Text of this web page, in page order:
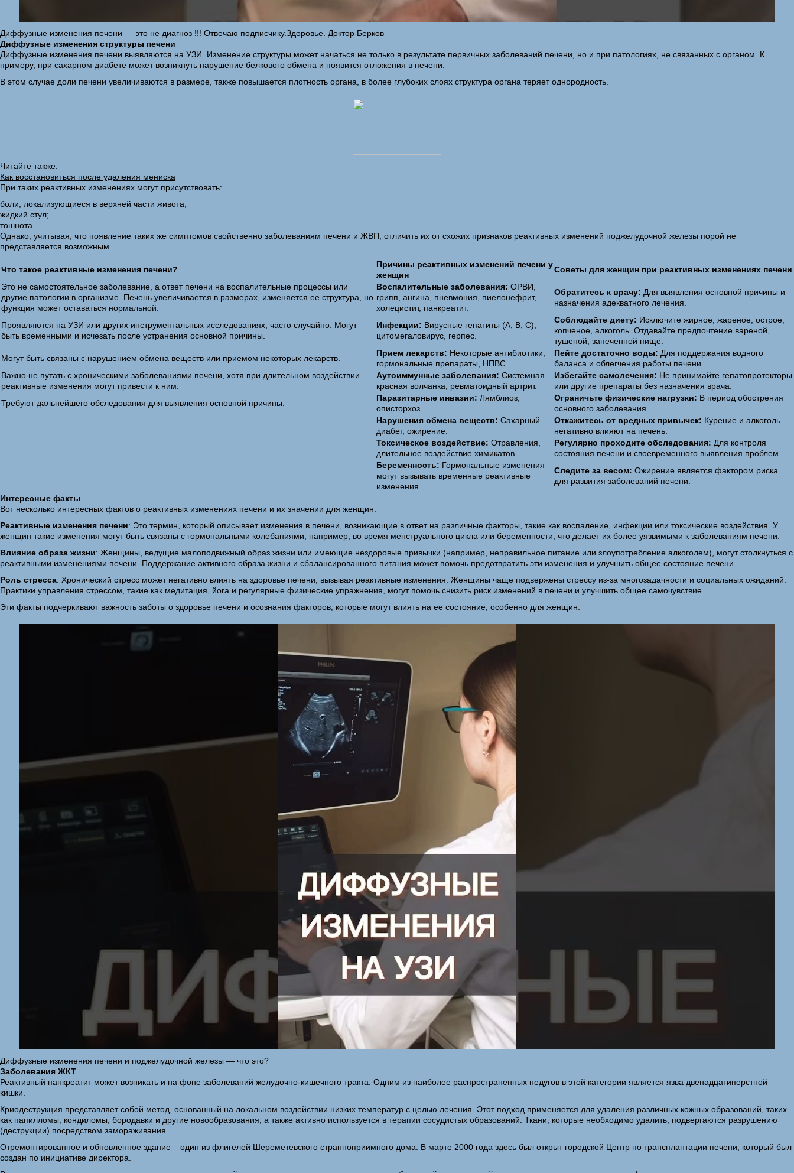
Диффузные изменения печени — это не диагноз !!! Отвечаю подписчику.Здоровье. Доктор Берков
Диффузные изменения структуры печени
Диффузные изменения печени выявляются на УЗИ. Изменение структуры может начаться не только в результате первичных заболеваний печени, но и при патологиях, не связанных с органом. К
примеру, при сахарном диабете может возникнуть нарушение белкового обмена и появится отложения в печени.
В этом случае доли печени увеличиваются в размере, также повышается плотность органа, в более глубоких слоях структура органа теряет однородность.
Читайте также:
Как восстановиться после удаления мениска
При таких реактивных изменениях могут присутствовать:
боли, локализующиеся в верхней части живота;
жидкий стул;
тошнота.
Однако, учитывая, что появление таких же симптомов свойственно заболеваниям печени и ЖВП, отличить их от схожих признаков реактивных изменений поджелудочной железы порой не
представляется возможным.
Что такое реактивные изменения печени?
Причины реактивных изменений печени у
женщин
Советы для женщин при реактивных изменениях печени
Это не самостоятельное заболевание, а ответ печени на воспалительные процессы или
другие патологии в организме. Печень увеличивается в размерах, изменяется ее структура, но
функция может оставаться нормальной.
Воспалительные заболевания: ОРВИ,
грипп, ангина, пневмония, пиелонефрит,
холецистит, панкреатит.
Обратитесь к врачу: Для выявления основной причины и
назначения адекватного лечения.
Проявляются на УЗИ или других инструментальных исследованиях, часто случайно. Могут
быть временными и исчезать после устранения основной причины.
Инфекции: Вирусные гепатиты (A, B, C),
цитомегаловирус, герпес.
Соблюдайте диету: Исключите жирное, жареное, острое,
копченое, алкоголь. Отдавайте предпочтение вареной,
тушеной, запеченной пище.
Могут быть связаны с нарушением обмена веществ или приемом некоторых лекарств.
Прием лекарств: Некоторые антибиотики,
гормональные препараты, НПВС.
Пейте достаточно воды: Для поддержания водного
баланса и облегчения работы печени.
Важно не путать с хроническими заболеваниями печени, хотя при длительном воздействии
реактивные изменения могут привести к ним.
Аутоиммунные заболевания: Системная
красная волчанка, ревматоидный артрит.
Избегайте самолечения: Не принимайте гепатопротекторы
или другие препараты без назначения врача.
Требуют дальнейшего обследования для выявления основной причины.
Паразитарные инвазии: Лямблиоз,
описторхоз.
Ограничьте физические нагрузки: В период обострения
основного заболевания.
Нарушения обмена веществ: Сахарный
диабет, ожирение.
Откажитесь от вредных привычек: Курение и алкоголь
негативно влияют на печень.
Токсическое воздействие: Отравления,
длительное воздействие химикатов.
Регулярно проходите обследования: Для контроля
состояния печени и своевременного выявления проблем.
Беременность: Гормональные изменения
могут вызывать временные реактивные
изменения.
Следите за весом: Ожирение является фактором риска
для развития заболеваний печени.
Интересные факты
Вот несколько интересных фактов о реактивных изменениях печени и их значении для женщин:
Реактивные изменения печени: Это термин, который описывает изменения в печени, возникающие в ответ на различные факторы, такие как воспаление, инфекции или токсические воздействия. У
женщин такие изменения могут быть связаны с гормональными колебаниями, например, во время менструального цикла или беременности, что делает их более уязвимыми к заболеваниям печени.
Влияние образа жизни: Женщины, ведущие малоподвижный образ жизни или имеющие нездоровые привычки (например, неправильное питание или злоупотребление алкоголем), могут столкнуться с
реактивными изменениями печени. Поддержание активного образа жизни и сбалансированного питания может помочь предотвратить эти изменения и улучшить общее состояние печени.
Роль стресса: Хронический стресс может негативно влиять на здоровье печени, вызывая реактивные изменения. Женщины чаще подвержены стрессу из-за многозадачности и социальных ожиданий.
Практики управления стрессом, такие как медитация, йога и регулярные физические упражнения, могут помочь снизить риск изменений в печени и улучшить общее самочувствие.
Эти факты подчеркивают важность заботы о здоровье печени и осознания факторов, которые могут влиять на ее состояние, особенно для женщин.
Диффузные изменения печени и поджелудочной железы — что это?
Заболевания ЖКТ
Реактивный панкреатит может возникать и на фоне заболеваний желудочно-кишечного тракта. Одним из наиболее распространенных недугов в этой категории является язва двенадцатиперстной
кишки.
Криодеструкция представляет собой метод, основанный на локальном воздействии низких температур с целью лечения. Этот подход применяется для удаления различных кожных образований, таких
как папилломы, кондиломы, бородавки и другие новообразования, а также активно используется в терапии сосудистых образований. Ткани, которые необходимо удалить, подвергаются разрушению
(деструкции) посредством замораживания.
Отремонтированное и обновленное здание – один из флигелей Шереметевского странноприимного дома. В марте 2000 года здесь был открыт городской Центр по трансплантации печени, который был
создан по инициативе директора.